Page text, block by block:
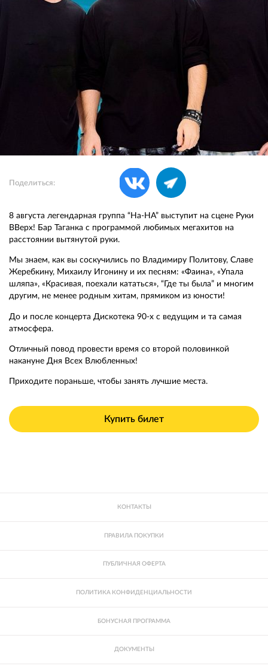
Поделиться:
8 августа легендарная группа “На-НА” выступит на сцене Руки
ВВерх! Бар Таганка с программой любимых мегахитов на
расстоянии вытянутой руки.
Мы знаем, как вы соскучились по Владимиру Политову, Славе
Жеребкину, Михаилу Игонину и их песням: «Фаина», «Упала
шляпа», «Красивая, поехали кататься», “Где ты была” и многим
другим, не менее родным хитам, прямиком из юности!
До и после концерта Дискотека 90-х с ведущим и та самая
атмосфера.
Отличный повод провести время со второй половинкой
накануне Дня Всех Влюбленных!
Приходите пораньше, чтобы занять лучшие места.
Купить билет
КОНТАКТЫ
ПРАВИЛА ПОКУПКИ
ПУБЛИЧНАЯ ОФЕРТА
ПОЛИТИКА КОНФИДЕНЦИАЛЬНОСТИ
БОНУСНАЯ ПРОГРАММА
ДОКУМЕНТЫ